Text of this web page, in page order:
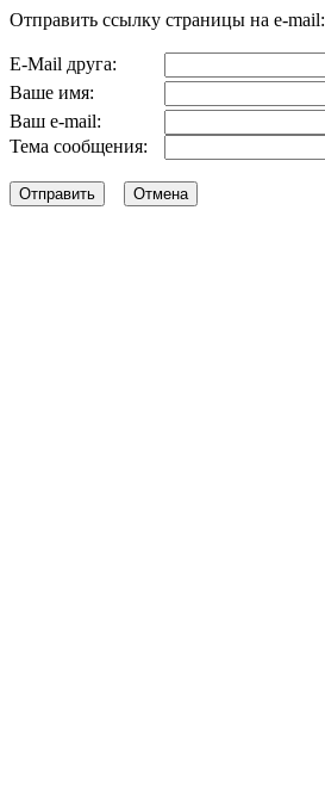
Отправить ссылку страницы на e-mail:
E-Mail друга:
Ваше имя:
Ваш e-mail:
Тема сообщения: